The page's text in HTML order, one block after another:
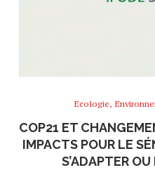
Ecologie,
COP21 ET
IMPACTS POUR LE
S’ADAPTER